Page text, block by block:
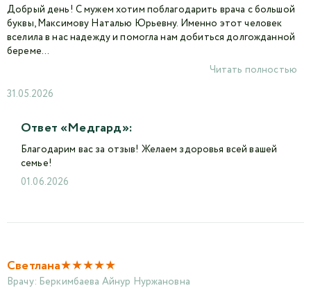
Добрый день! С мужем хотим поблагодарить врача с большой
буквы, Максимову Наталью Юрьевну. Именно этот человек
вселила в нас надежду и помогла нам добиться долгожданной
береме...
31.05.2026
Читать полностью
Ответ «Медгард»:
Благодарим вас за отзыв! Желаем здоровья всей вашей
семье!
01.06.2026
Светлана★★★★★
Врачу: Беркимбаева Айнур Нуржановна